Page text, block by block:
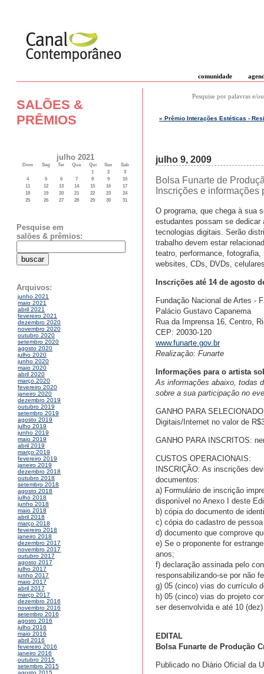
comunidade
SALÕES &
PRÊMIOS
julho 2021
Dom Seg Ter Qua Qui Sex
Sab
1
2
3
4
5 6 7 8 9
10
11
12 13 14 15 16
17
18
19 20 21 22 23
24
25
26 27 28 29 30 31
Pesquise em
salões & prêmios:
Arquivos:
junho 2021
maio 2021
abril 2021
fevereiro 2021
dezembro 2020
novembro 2020
outubro 2020
setembro 2020
agosto 2020
julho 2020
junho 2020
maio 2020
abril 2020
março 2020
fevereiro 2020
janeiro 2020
dezembro 2019
outubro 2019
setembro 2019
agosto 2019
julho 2019
junho 2019
maio 2019
abril 2019
março 2019
fevereiro 2019
janeiro 2019
dezembro 2018
outubro 2018
setembro 2018
agosto 2018
julho 2018
junho 2018
maio 2018
abril 2018
março 2018
fevereiro 2018
janeiro 2018
dezembro 2017
novembro 2017
outubro 2017
agosto 2017
julho 2017
junho 2017
maio 2017
abril 2017
março 2017
dezembro 2016
novembro 2016
setembro 2016
agosto 2016
julho 2016
maio 2016
abril 2016
fevereiro 2016
janeiro 2016
outubro 2015
setembro 2015
Pesquise por palavras e/
« Prêmio Interações Estéticas -
julho 9, 2009
Bolsa Funarte de
Inscrições e
O programa, que chega à sua
estudantes possam se
tecnologias digitais. Serão
trabalho devem estar
teatro, performance,
websites, CDs, DVDs,
Inscrições até 14 de agosto
Fundação Nacional de Artes -
Palácio Gustavo Capanema
Rua da Imprensa 16, Centro,
CEP: 20030-120
www.funarte.gov.br
Realização: Funarte
Informações para o artista
As informações abaixo, todas
sobre a sua participação no
GANHO PARA
Digitais/Internet no valor de
GANHO PARA INSCRITOS:
CUSTOS OPERACIONAIS:
INSCRIÇÃO: As inscrições
documentos:
a) Formulário de inscrição
disponível no Anexo I deste
b) cópia do documento de
c) cópia do cadastro de
d) documento que comprove
e) Se o proponente for
anos;
f) declaração assinada pelo
responsabilizando-se por não
g) 05 (cinco) vias do currículo
h) 05 (cinco) vias do projeto
ser desenvolvida e até 10
EDITAL
Bolsa Funarte de Produção
Publicado no Diário Oficial da